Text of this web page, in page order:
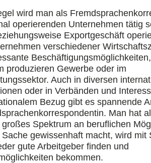
wird man als
operierenden Unternehmen tätig
Exportgeschäft
verschiedener
produzieren Gewerbe oder im
Auch in diversen
oder in Verbänden und
Bezug gibt es spannende
Man hat
Spektrum an beruflichen
gewissenhaft macht, wird mit
gute Arbeitgeber finden und
bekommen.